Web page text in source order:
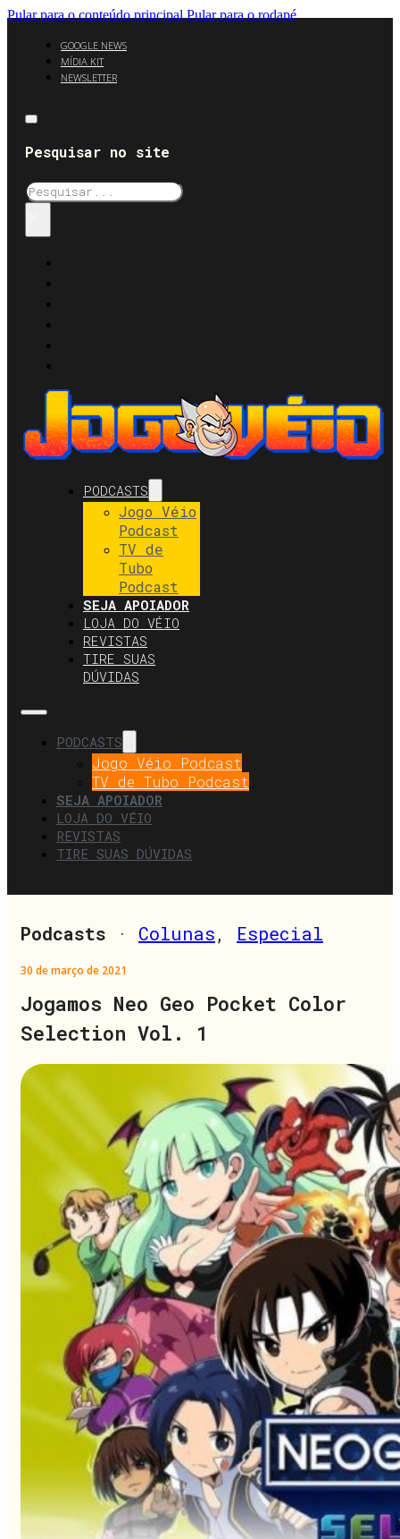
Pular para o conteúdo principal Pular para o rodapé
GOOGLE NEWS
MÍDIA KIT
NEWSLETTER
Pesquisar no site
Pesquisar
PODCASTS
Jogo Véio
Podcast
TV de
Tubo
Podcast
SEJA APOIADOR
LOJA DO VÉIO
REVISTAS
TIRE SUAS
DÚVIDAS
PODCASTS
Jogo Véio Podcast
TV de Tubo Podcast
SEJA APOIADOR
LOJA DO VÉIO
REVISTAS
TIRE SUAS DÚVIDAS
Podcasts · Colunas, Especial
30 de março de 2021
Jogamos Neo Geo Pocket Color
Selection Vol. 1